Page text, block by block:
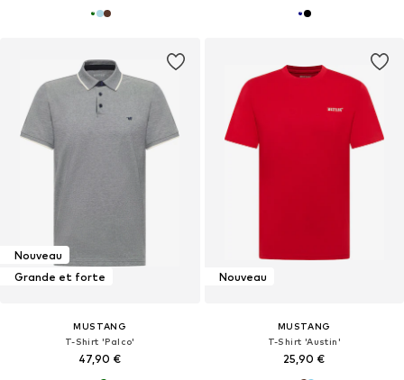
Nouveau
Grande et forte
MUSTANG
T-Shirt 'Palco'
47,90 €
Nouveau
MUSTANG
T-Shirt 'Austin'
25,90 €